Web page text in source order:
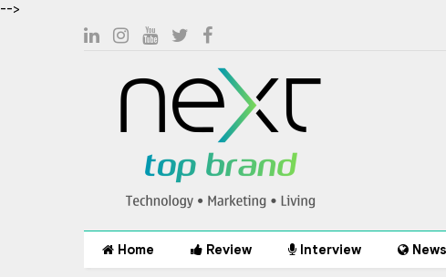
-->
Home Review Interview News